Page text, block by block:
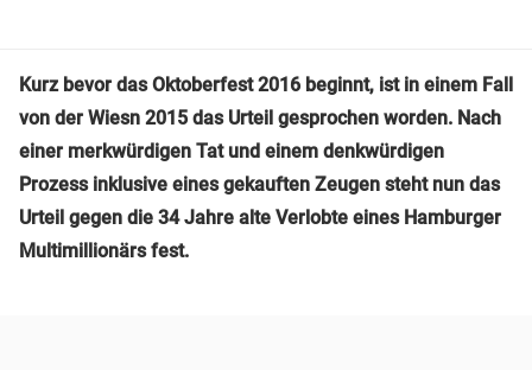
Kurz bevor das Oktoberfest 2016 beginnt, ist in einem Fall
von der Wiesn 2015 das Urteil gesprochen worden. Nach
einer merkwürdigen Tat und einem denkwürdigen
Prozess inklusive eines gekauften Zeugen steht nun das
Urteil gegen die 34 Jahre alte Verlobte eines Hamburger
Multimillionärs fest.